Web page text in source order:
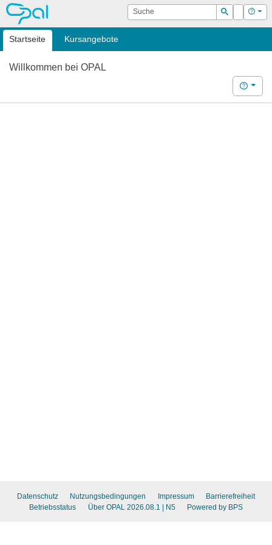
OPAL Suche
Suchen
Login Hilfe
Startseite Kursangebote
Willkommen bei OPAL
Hilfe
Datenschutz Nutzungsbedingungen Impressum
Barrierefreiheit
Betriebsstatus
Über OPAL 2026.08.1 | N5 Powered by BPS